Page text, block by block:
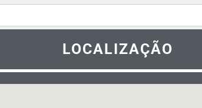
LOCALIZAÇÃO